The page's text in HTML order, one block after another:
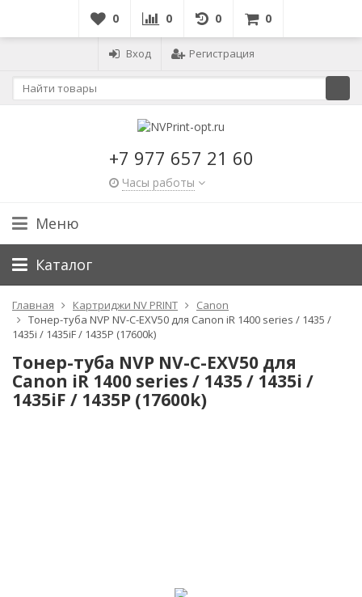
0 0 0 0
Вход Регистрация
+7 977 657 21 60
Часы работы
Меню
Каталог
Главная Картриджи NV PRINT
Canon
Тонер-туба NVР NV-C-EXV50 для Canon iR 1400 series / 1435 /
1435i / 1435iF / 1435P (17600k)
Тонер-туба NVР NV-C-EXV50 для
Canon iR 1400 series / 1435 / 1435i /
1435iF / 1435P (17600k)